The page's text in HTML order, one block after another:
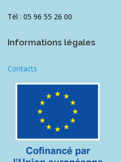
Tél : 05 96 55 26 00
Informations légales
Contacts